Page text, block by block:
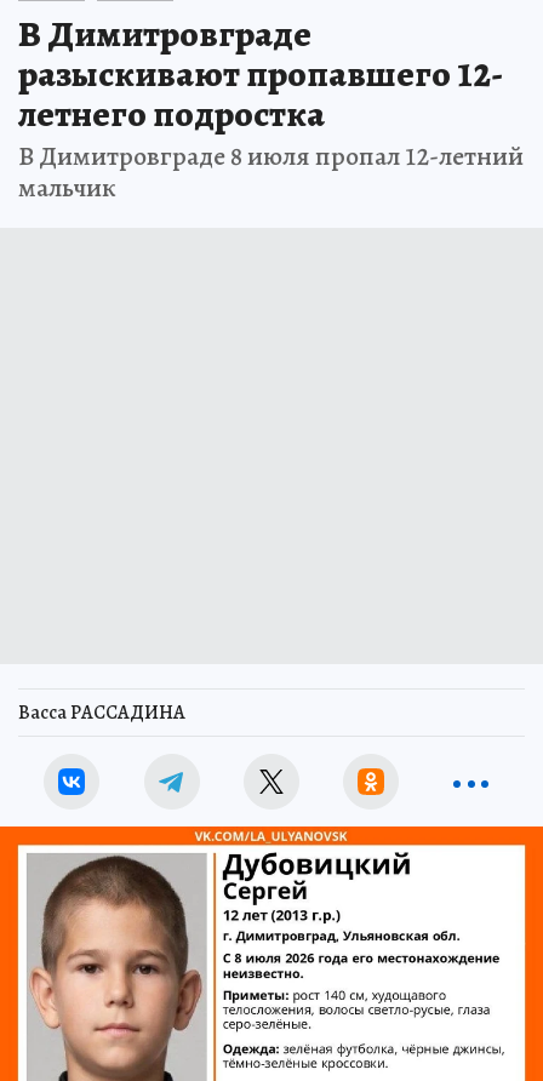
В Димитровграде
разыскивают пропавшего 12-
летнего подростка
В Димитровграде 8 июля пропал 12-летний
мальчик
Васса РАССАДИНА